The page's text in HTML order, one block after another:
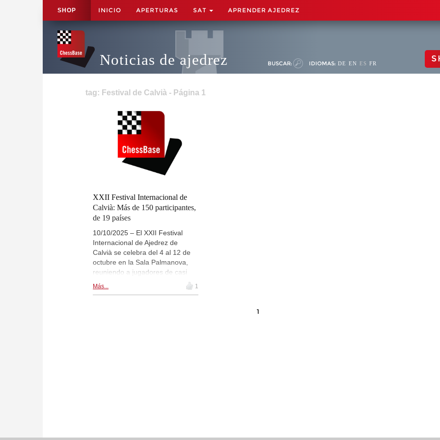
SHOP INICIO APERTURAS SAT APRENDER AJEDREZ
Noticias de ajedrez BUSCAR: IDIOMAS: DE EN ES FR
tag: Festival de Calvià - Página 1
XXII Festival Internacional de
Calvià: Más de 150 participantes,
de 19 países
10/10/2025 – El XXII Festival
Internacional de Ajedrez de
Calvià se celebra del 4 al 12 de
octubre en la Sala Palmanova,
reuniendo a jugadores de casi
veinte países en un ambiente de
camaradería y sana competición.
Más... 1
1